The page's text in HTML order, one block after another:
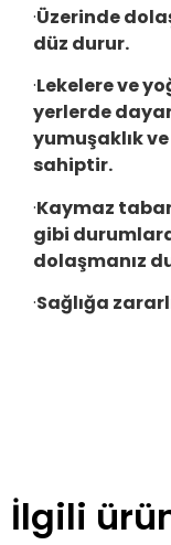
·Üzerinde
düz durur.
·Lekelere ve
yerlerde
yumuşaklık
sahiptir.
·Kaymaz
gibi
dolaşmanız
·Sağlığa
İlgili